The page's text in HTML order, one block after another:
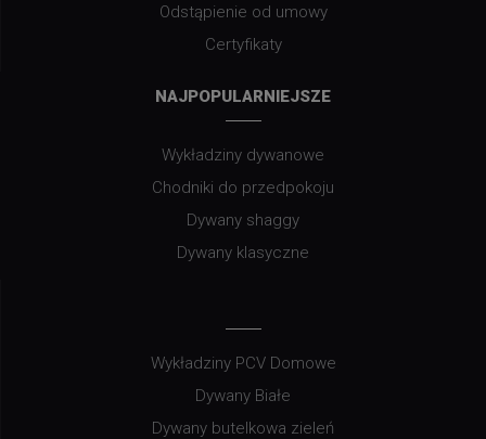
Odstąpienie od umowy
Certyfikaty
NAJPOPULARNIEJSZE
Wykładziny dywanowe
Chodniki do przedpokoju
Dywany shaggy
Dywany klasyczne
Wykładziny PCV Domowe
Dywany Białe
Dywany butelkowa zieleń